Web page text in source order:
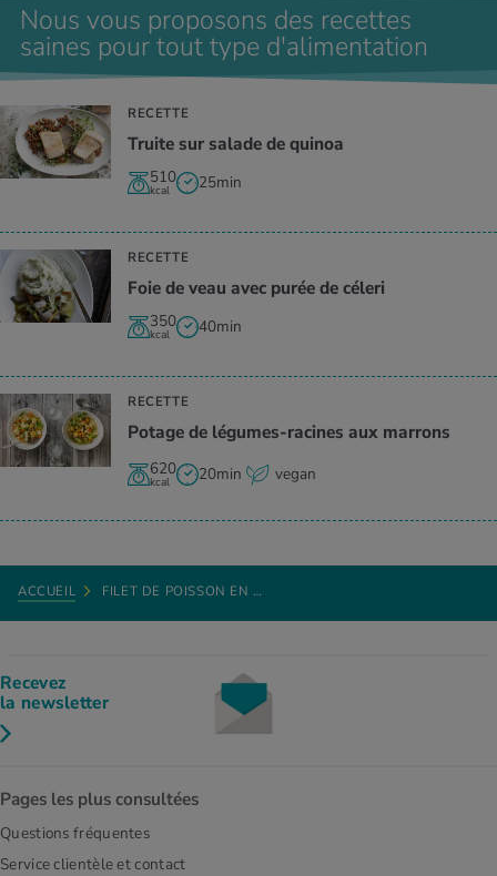
Nous vous proposons des recettes
saines pour tout type d'alimentation
RECETTE
Truite sur salade de quinoa
510
kcal 25min
RECETTE
Foie de veau avec purée de céleri
350
kcal 40min
RECETTE
Potage de légumes-racines aux marrons
620
kcal 20min vegan
ACCUEIL FILET DE POISSON EN …
Recevez
la newsletter
Pages les plus consultées
Questions fréquentes
Service clientèle et contact